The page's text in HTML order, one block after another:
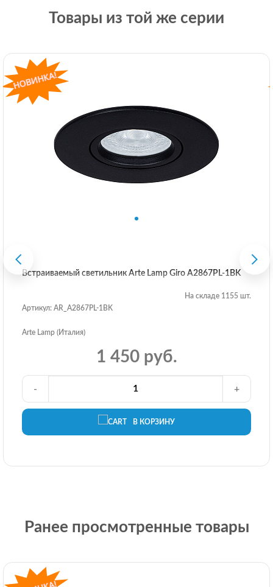
Товары из той же серии
Встраиваемый светильник Arte Lamp Giro A2867PL-1BK
На складе 1155 шт.
Артикул: AR_A2867PL-1BK
Arte Lamp (Италия)
1 450 руб.
В КОРЗИНУ
- +
Ранее просмотренные товары